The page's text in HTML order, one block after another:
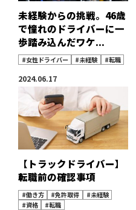
未経験からの挑戦。46歳
で憧れのドライバーに一
歩踏み込んだワケ...
#女性ドライバー #未経験 #転職
2024.06.17
【トラックドライバー】
転職前の確認事項
#働き方 #免許取得
#未経験
#資格
#転職